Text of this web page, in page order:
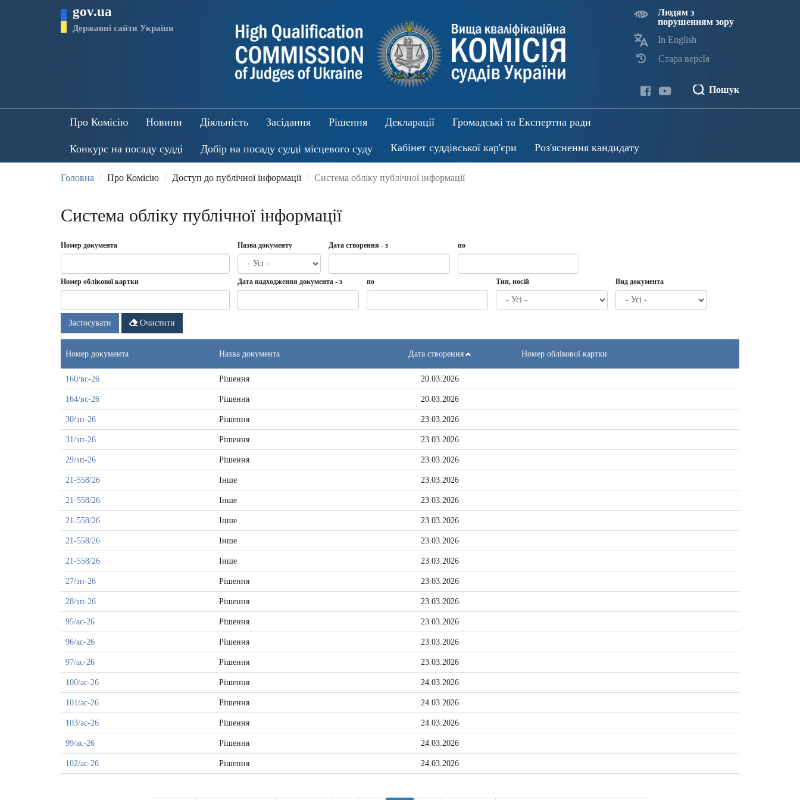
gov.ua
Державні сайти України
Людям з
порушенням зору
In English
Стара версІя
Пошук
Про Комісію Новини Діяльність Засідання Рішення Декларації Громадські та Експертна ради
Конкурс на посаду судді Добір на посаду судді місцевого суду Кабінет суддівської кар'єри Роз'яснення кандидату
Головна Про Комісію Доступ до публічної інформації Система обліку публічної інформації
Система обліку публічної інформації
Номер документа Назва документу Дата створення - з
створення
з
по
Номер облікової картки Дата надходження документа - з
з
по Тип, носій Вид документа
Застосувати Очистити
Номер документа Назва документа Дата створення Номер облікової картки
160/вс-26 Рішення 20.03.2026
164/вс-26 Рішення 20.03.2026
30/зп-26 Рішення 23.03.2026
31/зп-26 Рішення 23.03.2026
29/зп-26 Рішення 23.03.2026
21-558/26 Інше 23.03.2026
21-558/26 Інше 23.03.2026
21-558/26 Інше 23.03.2026
21-558/26 Інше 23.03.2026
21-558/26 Інше 23.03.2026
27/зп-26 Рішення 23.03.2026
28/зп-26 Рішення 23.03.2026
95/ас-26 Рішення 23.03.2026
96/ас-26 Рішення 23.03.2026
97/ас-26 Рішення 23.03.2026
100/ас-26 Рішення 24.03.2026
101/ас-26 Рішення 24.03.2026
103/ас-26 Рішення 24.03.2026
99/ас-26 Рішення 24.03.2026
102/ас-26 Рішення 24.03.2026